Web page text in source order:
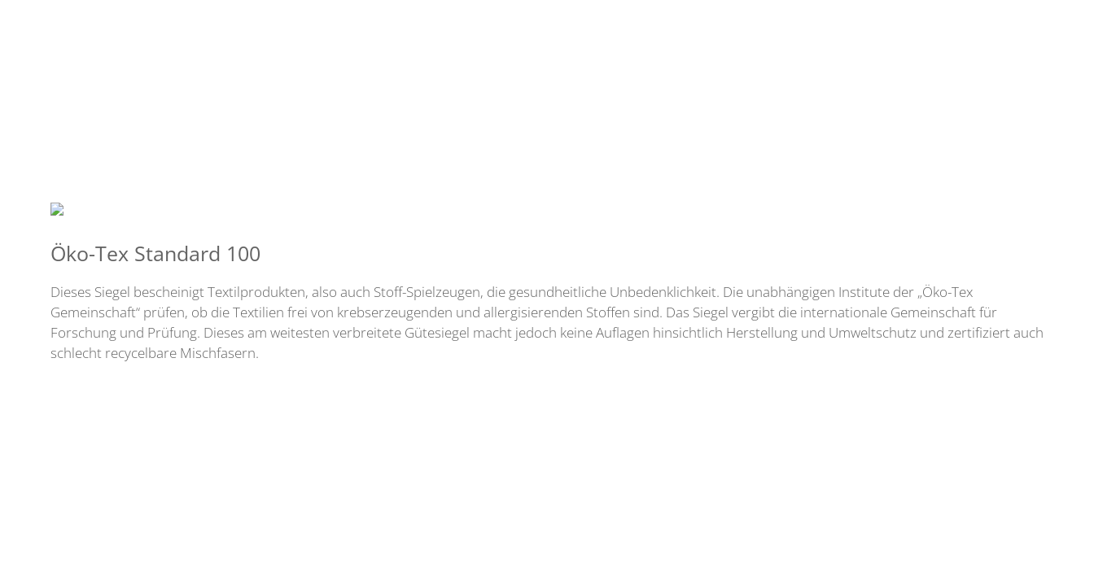
Öko-Tex Standard 100
Dieses Siegel bescheinigt Textilprodukten, also auch Stoff-Spielzeugen, die gesundheitliche Unbedenklichkeit. Die unabhängigen Institute der „Öko-Tex
Gemeinschaft“ prüfen, ob die Textilien frei von krebserzeugenden und allergisierenden Stoffen sind. Das Siegel vergibt die internationale Gemeinschaft für
Forschung und Prüfung. Dieses am weitesten verbreitete Gütesiegel macht jedoch keine Auflagen hinsichtlich Herstellung und Umweltschutz und zertifiziert auch
schlecht recycelbare Mischfasern.